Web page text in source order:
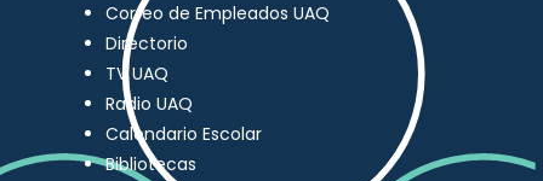
Correo de Empleados UAQ
Directorio
TV UAQ
Radio UAQ
Calendario Escolar
Bibliotecas